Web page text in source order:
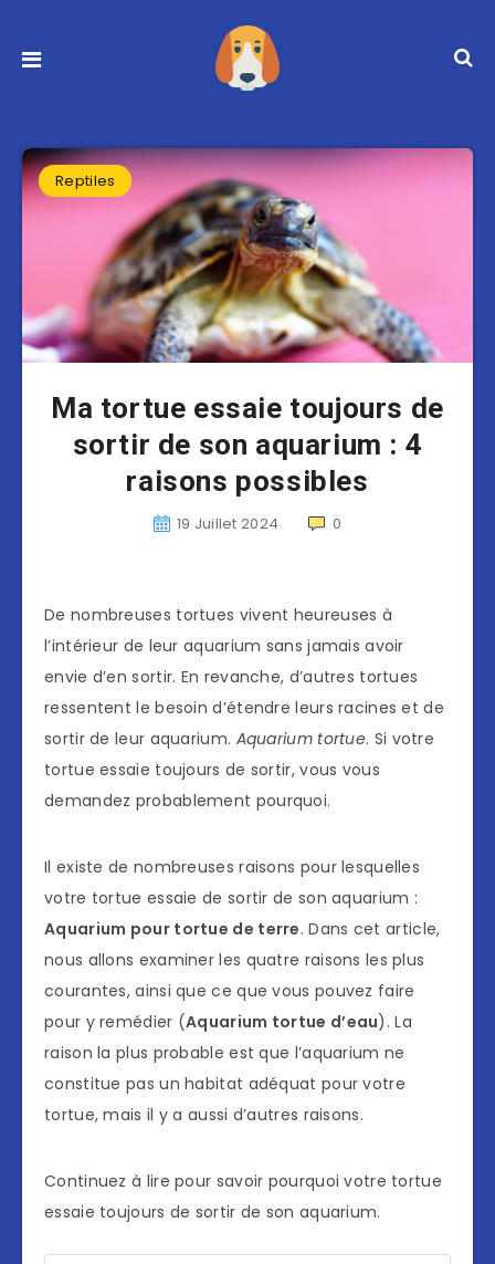
Reptiles
Ma tortue essaie toujours de
sortir de son aquarium : 4
raisons possibles
19 Juillet 2024 0
De nombreuses tortues vivent heureuses à
l’intérieur de leur aquarium sans jamais avoir
envie d’en sortir. En revanche, d’autres tortues
ressentent le besoin d’étendre leurs racines et de
sortir de leur aquarium. Aquarium tortue. Si votre
tortue essaie toujours de sortir, vous vous
demandez probablement pourquoi.
Il existe de nombreuses raisons pour lesquelles
votre tortue essaie de sortir de son aquarium :
Aquarium pour tortue de terre. Dans cet article,
nous allons examiner les quatre raisons les plus
courantes, ainsi que ce que vous pouvez faire
pour y remédier (Aquarium tortue d’eau). La
raison la plus probable est que l’aquarium ne
constitue pas un habitat adéquat pour votre
tortue, mais il y a aussi d’autres raisons.
Continuez à lire pour savoir pourquoi votre tortue
essaie toujours de sortir de son aquarium.